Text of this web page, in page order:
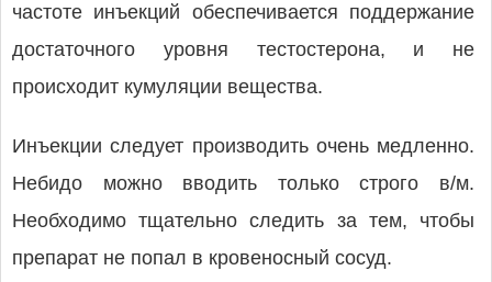
частоте инъекций обеспечивается поддержание
достаточного уровня тестостерона, и не
происходит кумуляции вещества.
Инъекции следует производить очень медленно.
Небидо можно вводить только строго в/м.
Необходимо тщательно следить за тем, чтобы
препарат не попал в кровеносный сосуд.